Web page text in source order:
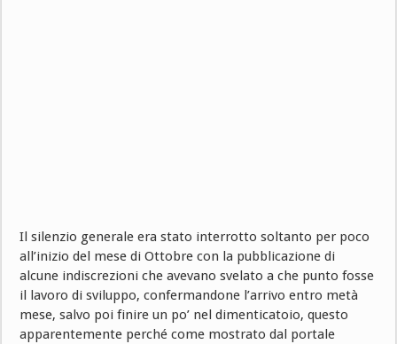
Il silenzio generale era stato interrotto soltanto per poco
all’inizio del mese di Ottobre con la pubblicazione di
alcune indiscrezioni che avevano svelato a che punto fosse
il lavoro di sviluppo, confermandone l’arrivo entro metà
mese, salvo poi finire un po’ nel dimenticatoio, questo
apparentemente perché come mostrato dal portale